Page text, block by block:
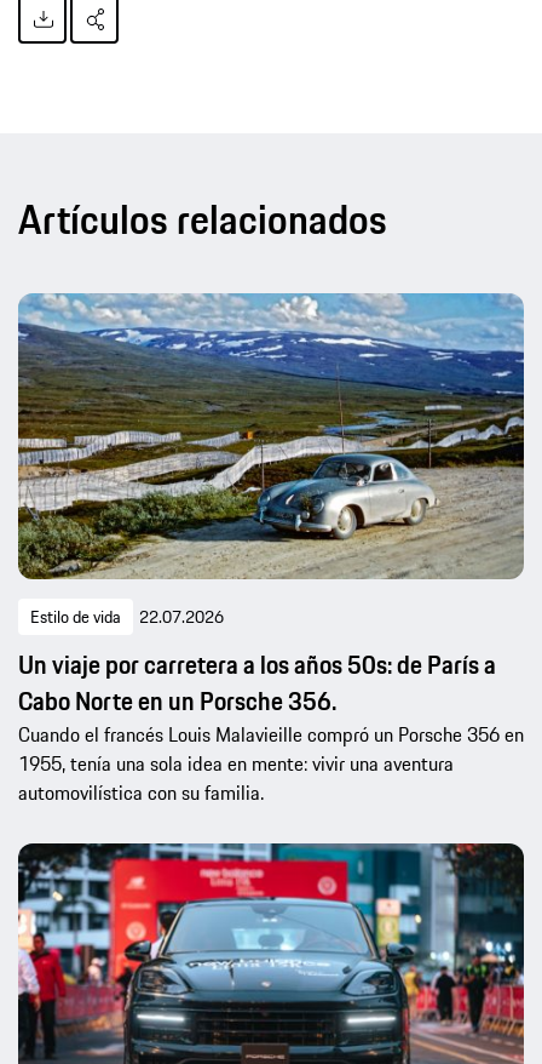
Artículos relacionados
Estilo de vida 22.07.2026
Un viaje por carretera a los años 50s: de París a
Cabo Norte en un Porsche 356.
Cuando el francés Louis Malavieille compró un Porsche 356 en
1955, tenía una sola idea en mente: vivir una aventura
automovilística con su familia.